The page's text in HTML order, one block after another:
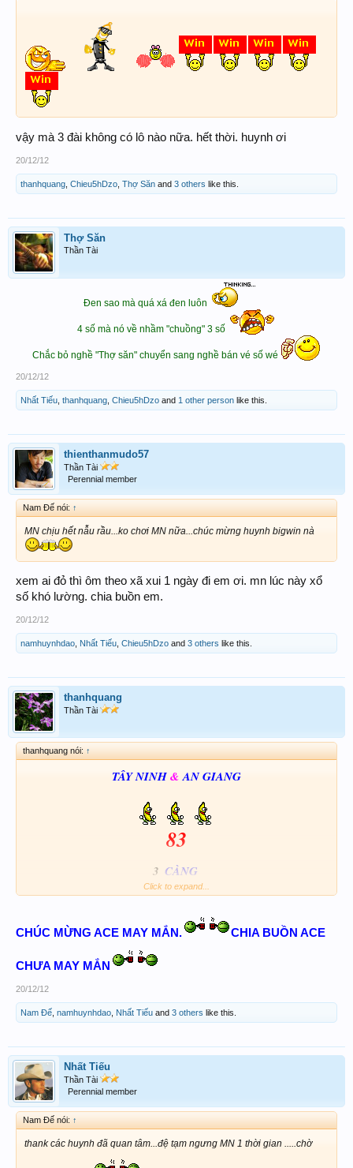
vậy mà 3 đài không có lô nào nữa. hết thời. huynh ơi
20/12/12
thanhquang Chieu5hDzo Thợ Săn and 3 others like this.
Thợ Săn
Thần Tài
Đen sao mà quá xá đen luôn
4 số mà nó về nhầm "chuồng" 3 số
Chắc bỏ nghề "Thợ săn" chuyển sang nghề bán vé số wé
20/12/12
Nhất Tiếu thanhquang Chieu5hDzo and 1 other person like this.
thienthanmudo57
Thần Tài
Perennial member
Nam Đế nói: ↑
MN chịu hết nẫu rầu...ko chơi MN nữa...chúc mừng huynh bigwin nà
xem ai đỏ thì ôm theo xã xui 1 ngày đi em ơi. mn lúc này xổ
số khó lường. chia buồn em.
20/12/12
namhuynhdao Nhất Tiếu Chieu5hDzo and 3 others like this.
thanhquang
Thần Tài
thanhquang nói: ↑
TÂY NINH&AN GIANG
83
3 CÀNG
CHÚC CẢ NHÀ MAY MẮN
Click to expand...
CHÚC MỪNG ACE MAY MẮN. CHIA BUỒN ACE
CHƯA MAY MẮN
20/12/12
Nam Đế namhuynhdao Nhất Tiếu and 3 others like this.
Nhất Tiếu
Thần Tài
Perennial member
Nam Đế nói: ↑
thank các huynh đã quan tâm...đệ tạm ngưng MN 1 thời gian .....chờ